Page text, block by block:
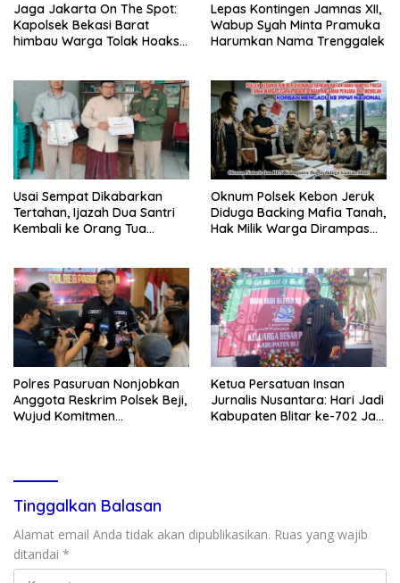
Jaga Jakarta On The Spot:
Kapolsek Bekasi Barat
himbau Warga Tolak Hoaks
Lepas Kontingen Jamnas XII,
Wabup Syah Minta Pramuka
Harumkan Nama Trenggalek
Usai Sempat Dikabarkan
Tertahan, Ijazah Dua Santri
Kembali ke Orang Tua
Oknum Polsek Kebon Jeruk
Diduga Backing Mafia Tanah,
Hak Milik Warga Dirampas
Polres Pasuruan Nonjobkan
Anggota Reskrim Polsek Beji,
Wujud Komitmen
Ketua Persatuan Insan
Jurnalis Nusantara: Hari Jadi
Kabupaten Blitar ke-702 Jadi
Tinggalkan Balasan
Alamat email Anda tidak akan dipublikasikan. Ruas yang wajib
ditandai *